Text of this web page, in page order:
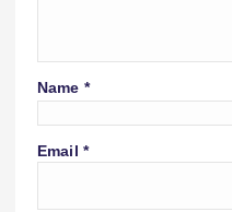
Name *
Email *